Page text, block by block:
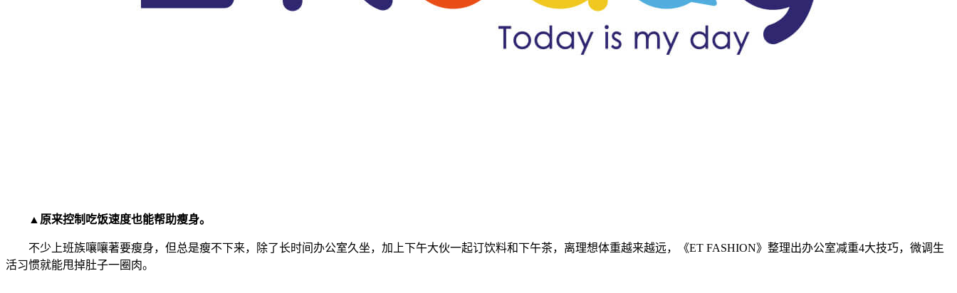
▲原来控制吃饭速度也能帮助瘦身。
不少上班族嚷嚷著要瘦身，但总是瘦不下来，除了长时间办公室久坐，加上下午大伙一起订饮料和下午茶，离理想体重越来越远，《ET FASHION》整理出办公室减重4大技巧，微调生
活习惯就能甩掉肚子一圈肉。